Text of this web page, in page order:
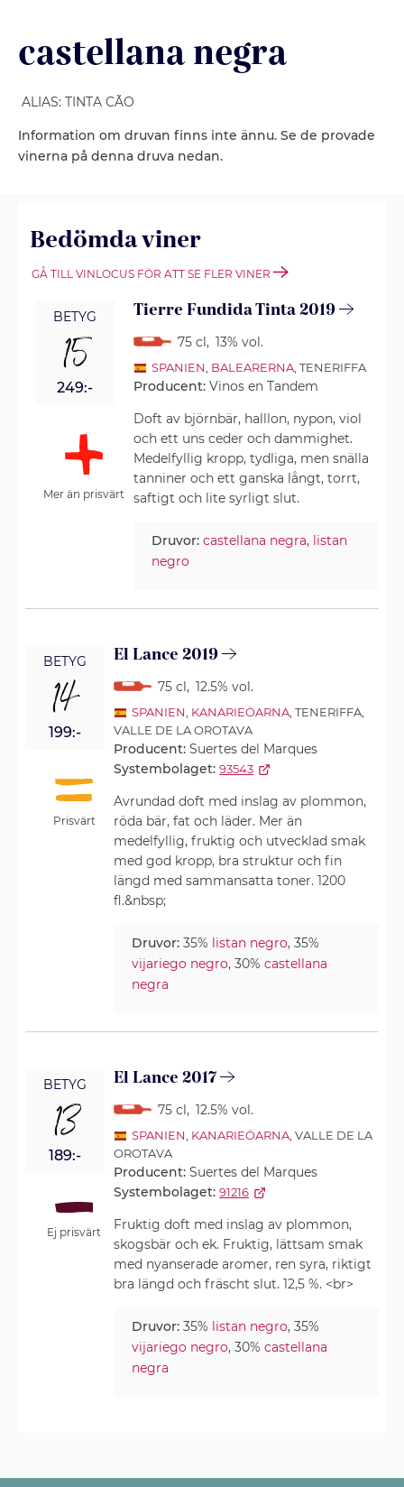
castellana negra
ALIAS: TINTA CÃO
Information om druvan finns inte ännu. Se de provade
vinerna på denna druva nedan.
Bedömda viner
GÅ TILL VINLOCUS FÖR ATT SE FLER VINER
BETYG
15
249:-
Mer än prisvärt
Tierre Fundida Tinta 2019
75 cl, 13% vol.
SPANIEN BALEARERNA, TENERIFFA
Producent:Vinos en Tandem
Doft av björnbär, halllon, nypon, viol
och ett uns ceder och dammighet.
Medelfyllig kropp, tydliga, men snälla
tanniner och ett ganska långt, torrt,
saftigt och lite syrligt slut.
Druvor: castellana negra, listan
negro
BETYG
14
199:-
Prisvärt
El Lance 2019
75 cl, 12.5% vol.
SPANIEN KANARIEÖARNA, TENERIFFA,
VALLE DE LA OROTAVA
Producent:Suertes del Marques
Systembolaget: 93543
Avrundad doft med inslag av plommon,
röda bär, fat och läder. Mer än
medelfyllig, fruktig och utvecklad smak
med god kropp, bra struktur och fin
längd med sammansatta toner. 1200
fl.&nbsp;
Druvor: 35% listan negro, 35%
vijariego negro, 30%castellana
negra
BETYG
13
189:-
Ej prisvärt
El Lance 2017
75 cl, 12.5% vol.
SPANIEN KANARIEÖARNA, VALLE DE LA
OROTAVA
Producent:Suertes del Marques
Systembolaget: 91216
Fruktig doft med inslag av plommon,
skogsbär och ek. Fruktig, lättsam smak
med nyanserade aromer, ren syra, riktigt
bra längd och fräscht slut. 12,5 %. <br>
Druvor: 35% listan negro, 35%
vijariego negro, 30%castellana
negra